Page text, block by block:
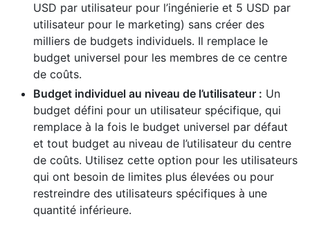
USD par utilisateur pour l’ingénierie et 5 USD par
utilisateur pour le marketing) sans créer des
milliers de budgets individuels. Il remplace le
budget universel pour les membres de ce centre
de coûts.
Budget individuel au niveau de l’utilisateur : Un
budget défini pour un utilisateur spécifique, qui
remplace à la fois le budget universel par défaut
et tout budget au niveau de l’utilisateur du centre
de coûts. Utilisez cette option pour les utilisateurs
qui ont besoin de limites plus élevées ou pour
restreindre des utilisateurs spécifiques à une
quantité inférieure.